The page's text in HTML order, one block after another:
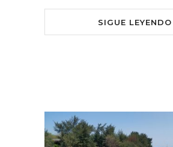
SIGUE LEYENDO